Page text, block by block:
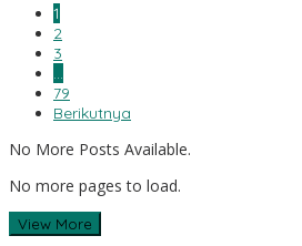
1
2
3
79
Berikutnya
No More Posts Available.
No more pages to load.
View More